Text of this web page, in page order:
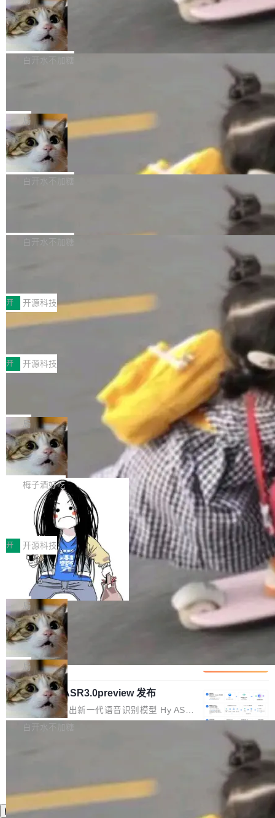
l 迁移或唤醒时，新宿主从 S3 恢复 SQLite 数据
库继续执行。存储库是持久化的唯一真相...
te 17 Pro、OPPO K15，要么是vivo X300 E这
样的次旗舰。 Galaxy Z Fold8 Ultra / Z Fold8 /
Z Flip8三款折叠屏新机均在7月22日发布，且全
部搭载骁龙8 Elite Gen5 for Galaxy，它们本该
本控制系统。目前处于 Early Access 阶段。 De
ltaDB 的核心思路直接写在 landing page 最显
眼的位置：「Software is made between com
mits」——软件是在 commit 之间写出来的。git
是把这段空隙补上。 回退到任何一次编辑：Delt
aDB 捕获 commit 之间的每一次操作，...
SpaceXAI 单季资本开支达 183 亿美元
根据风险投资人Tomer Tunguz 博客（VC 分
析）披露的最新分析与第二季度业绩报告，Spac
微软同期总资本开支的四成。 与亚马逊、Alpha
bet、微软以及 Meta 等传统科技巨头相比，Spa
ceXAI的资金消耗速度尤为引人瞩目。然而，支
撑庞大支出的资金来源却呈现出截然不同的面
貌。数据显示，微软和 Meta 主要依托充沛的经
白开水不加糖
一个在终端里运行的编程 agent；Muse Spark
1.2，驱动这个 agent 的新模型。一句话概括：
你可以用 curl -fsSL https://dev.meta.ai/install.
sh | bash 安装一个能在大项目里自动规划、写
代码、验证结果的 AI 终端工具。 据介绍，Muse
个主 agent 循环，外加一组后台 agent。这些后
局
美团开源 LoHoSearch，用知识图谱校
准 AI 能力认知
机器出题的前提，是让机器拥有全局视野。整个
构建流程可以分为四个环节：建图 → 控制难度
白开水不加糖
库，并将作为transport接入Mooncake TENT。
MPComm将作为一种传输引擎接入Mooncake T
ENT，实现零拷贝传输性能提升30%、非零拷贝
传输性能最高提升5倍。UCL-MPComm底层基
于自研UCL-Engine通信引擎，后续腾讯网平将
持续开源更多基于UCL-Engine的高性能通信组
件。 腾讯网平团队在UCL-MPComm中实现了一
个独立于业务线程的全局通信引擎（Engine），
白开水不加糖
型案例入选名单》，深信服“面向企业研发场景的
开源 AI 编程平台 CoStrict 应用”凭借卓越的技术
创新与落地成效成功入选。 全链路私有化部署，
助力企业AI研发安全落地 当前，越来越多企业已
经开始引入 AI Coding 工具，通过调用公有云模
型或企业内部部署模型提升研发效率。但随着 AI
Coding 从个人辅助工具逐步走向团队级、组织
级应用，企业在规模化落地过程中，对安全性、
可控性和代码质量提出了更高要求。 首先是数据
安全与合规要求。对于大多数普通研发场景，公
有云模型能够满足快速试用和效率提升的需求。
但对于金融、能源、医疗等对数据安全要求较...
开 开源科技
深信服AI算力网关入选工信部人工智能
前不久，工业和信息化部正式发布《2025年人工
智能应用典型案例名单》，集中展示人工智能在
各领域的应用成果，覆盖技术底座、行业赋能、
产品应用、支撑保障、专题等五大方向。深信服
AI算力网关（AI创新平台）成功入选！ 随着各行
各业的Agent走向规模化建设，算力构成形态逐
渐丰富，用户关注的重点也在发生变化：不只是
让AI用起来，还要进一步看清混合算力时代下，
Token花在哪里、算力是否被充分利用，以及持
续增长的AI成本该如何优化。 深信服AI算力网关
正是围绕这些实际问题，从Token治理和成本治
理两个方面，让用户的每一份算力都看得清、管
得住、用得稳、省得下、更安全！ 一、从现在开
始，Token使用一目...
开 开源科技
Jeff Dean 离开 Google：一个时代的结
束，一个实验室的开始
Google 员工编号 20。MapReduce 作者之一。
Bigtable 作者之一。TensorFlow 的作者之一。
Gemini 的架构师。Google 首席科学家。 Jeff D
ean 在 Google 工作了 27 年后，宣布离职。 他
不是一个人走。一同离开的还有 Sanjay Ghema
wat（Google 员工编号 23，Jeff Dean 二十多
年的编程搭档，MapReduce 和 Bigtable 的共同
作者）、Quoc Le（Google 大脑核心成员，Se
q2Seq 和 DocAI 的共同发明人）以及 Oriol Vin
yals（Gemini 联合负责人，AlphaSta...
局
🔥 SolonCode v2026.8.4 发布：界面
字体可调、22 种语言、记忆搜索增强
打开终端就能上岗的全中文编码智能体，这一轮
把「看得清、用母语、记得住」三件事一次补
齐。 SolonCode 是什么 SolonCode 是杭州无
耳科技研发的企业级终端编码智能体——一位全
中文驱动的数字员工，自主理解需求、规划步
骤、编写代码。不挑模型、不挑平台，curl 一行
装完即用。 开源地址：Gitee · GitCode · GitHu
b 安装 支持 Java 8+（8~26）、macOS / Linu
x / Windows / Harmony PC。 # macOS / Linu
x / Harmony PC curl -fsSL https://solon.noea
r.org/solon...
梅子酒好吃
让“代码语义理解”深度释放AI Coding
价值潜能：华为云码道（CodeArts）
代码仓技术解析
一、代码仓深度理解技术的作用与价值 在软件工
程实践中，代码仓是企业核心知识资产的主要载
体。企业级代码仓库通常包含数十万乃至数百万
个文件，其规模远超单次模型调用可承载的上下
文窗口。随着项目规模的持续扩张与代码历史的
不断累积，代码仓中的模块关系、接口契约、业
务逻辑等关键信息往往分散于数十乃至数百个文
件之中，形成高度复杂的知识关联网络。传统的
代码检索手段（如关键词匹配、目录遍历）仅能
在语法层面完成文本定位，难以触及代码的语义
内涵与结构关联，导致开发者使用代码智能体在
理解大规模代码仓时面临显著"代码仓理解"瓶
颈。 代码仓深度理解服务（以下简称" CodeBas
e深度理解服务"）是华为云码道（CodeA...
开 开源科技
一条“删库”命令跑 17 小时，算法工程
师删光 89TB 数据只为干私活
最高人民检察院8月4日公布了一起案件：北京一
名90后算法工程师王某，为了给自己接的私活腾
服务器空间，删光了公司AI游戏部门的全部核心
数据。 王某2024年1月入职东城区某科技公司AI
短剧部门，有互联网大厂背景。在公司内部架构
调整期间，部门三次通知全员将数据从A集群迁
移到B集群，王某都回复了"收到"。 他没有迁移
数据。2024年9月3日下午4点，他使用此前登录
的账号密码进入A集群，输入了一条被程序员圈
称为"删库跑路"的命令——最高管理员权限、无
局
Cloudflare 分享推理优化实践：KV ca
che 量化 + 权重压缩，吞吐量提升 4
1%，成本降 30%
Kimi 和 GLM 是当前最强的大模型系列之一，但
它们有一个共同的问题：太吃显存了。月之暗面
的 Kimi K 系列和智谱的 GLM 都是长上下文、M
oE 架构的大模型，好用到让人上瘾，但 GPU 显
存永远不够用。 Cloudflare 的 Workers AI 团队
一直在跑这些模型的推理。他们在官方博客上发
整性保护。效果是：吞吐量提升 41%，每 token
成本降低 30%，精度不变。 FP8 省的不仅是显
存 KV cache 是推理时最吃显...
局
腾讯混元 Hy ASR3.0preview 发布
腾讯混元正式推出新一代语音识别模型 Hy ASR
3.0preview。基于最新一代大语言模型 Hy3 的
让语音识别不再只是听清，而是真正听懂。通过
先理解你的语境和意图，再把准确的文字直接给
到你。从“逐字转写、单点优化”演进为“理解语
白开水不加糖